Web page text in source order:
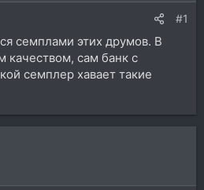
#1
семплами этих друмов. В
качеством, сам банк с
семплер хавает такие